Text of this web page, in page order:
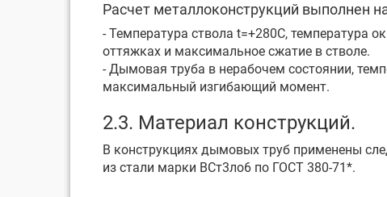
Расчет металлоконструкций выполнен
- Температура ствола t=+280С, температура
оттяжках и максимальное сжатие в стволе.
- Дымовая труба в нерабочем состоянии,
максимальный изгибающий момент.
2.3. Материал конструкций.
В конструкциях дымовых труб применены
из стали марки ВСт3ло6 по ГОСТ 380-71*.